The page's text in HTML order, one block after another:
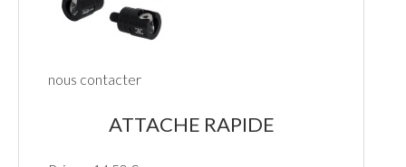
nous contacter
ATTACHE RAPIDE